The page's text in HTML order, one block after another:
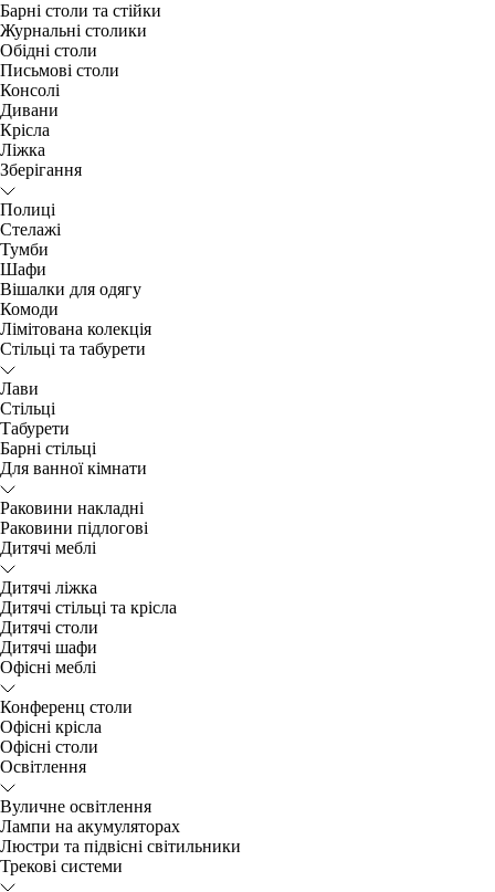
Барні столи та стійки
Журнальні столики
Обідні столи
Письмові столи
Консолі
Дивани
Крісла
Ліжка
Зберігання
Полиці
Стелажі
Тумби
Шафи
Вішалки для одягу
Комоди
Лімітована колекція
Стільці та табурети
Лави
Стільці
Табурети
Барні стільці
Для ванної кімнати
Раковини накладні
Раковини підлогові
Дитячі меблі
Дитячі ліжка
Дитячі стільці та крісла
Дитячі столи
Дитячі шафи
Офісні меблі
Конференц столи
Офісні крісла
Офісні столи
Освітлення
Вуличне освітлення
Лампи на акумуляторах
Люстри та підвісні світильники
Трекові системи